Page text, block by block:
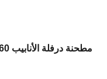
مطحنة درفلة الأنابيب 60 مم